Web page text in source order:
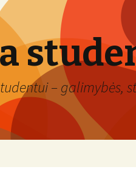
– galimybės,